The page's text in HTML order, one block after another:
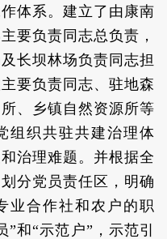
体系。建立了由康南
要负责同志总负责，
长坝林场负责同志担
要负责同志、驻地森
、乡镇自然资源所等
组织共驻共建治理体
治理难题。并根据全
分党员责任区，明确
业合作社和农户的职
和“示范户”，示范引